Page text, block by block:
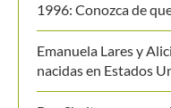
1996: Conozca de
Emanuela Lares y
nacidas en Estados